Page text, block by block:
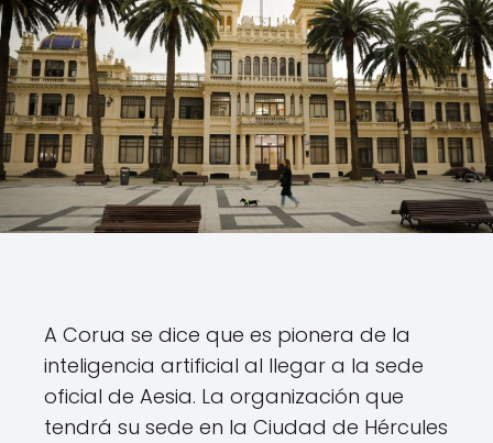
A Corua se dice que es pionera de la
inteligencia artificial al llegar a la sede
oficial de Aesia. La organización que
tendrá su sede en la Ciudad de Hércules